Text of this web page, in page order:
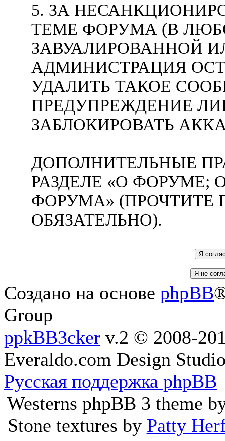
5. ЗА
ТЕМЕ ФОРУМА (В
ЗАВУАЛИРОВАННОЙ
АДМИНИСТРАЦИЯ
УДАЛИТЬ ТАКОЕ
ПРЕДУПРЕЖДЕНИЕ
ЗАБЛОКИРОВАТЬ
ДОПОЛНИТЕЛЬНЫЕ
РАЗДЕЛЕ «О
ФОРУМА» (ПРОЧТИТЕ
ОБЯЗАТЕЛЬНО).
Создано на основе phpBB
Group
ppkBB3cker v.2 © 2008-
Everaldo.com Design
Русская поддержка phpBB
Westerns phpBB 3 theme
Stone textures by Patty